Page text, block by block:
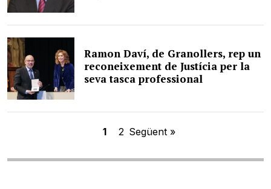
Ramon Daví, de Granollers, rep un
reconeixement de Justícia per la
seva tasca professional
1 2 Següent »